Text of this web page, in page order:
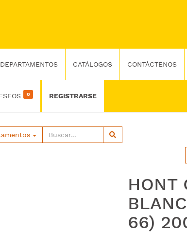
DEPARTAMENTOS CATÁLOGOS CONTÁCTENOS
0 REGISTRARSE
HONT
66)